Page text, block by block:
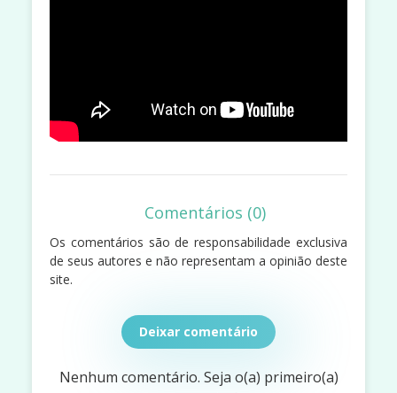
Comentários (0)
Os comentários são de responsabilidade exclusiva
de seus autores e não representam a opinião deste
site.
Deixar comentário
Nenhum comentário. Seja o(a) primeiro(a)